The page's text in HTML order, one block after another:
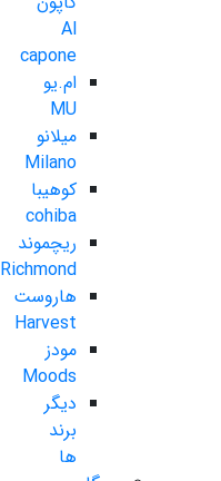
Al
capone
ام.یو
MU
میلانو
Milano
کوهیبا
cohiba
ریچموند
Richmond
هاروست
Harvest
مودز
Moods
دیگر
برند
ها